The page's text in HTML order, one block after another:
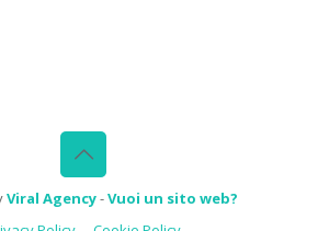
Viral Agency-Vuoi un sito web?